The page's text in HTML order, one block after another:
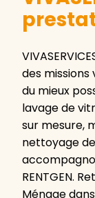
des
du mieux
lavage de
sur mesure,
nettoyage
RENTGEN.
Ménage